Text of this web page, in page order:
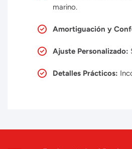
marino.
Amortiguación y
Ajuste Personalizado:
Detalles Prácticos: